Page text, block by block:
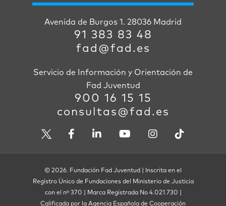
Avenida de Burgos 1. 28036 Madrid
91 383 83 48
fad@fad.es
Servicio de Información y Orientación de
Fad Juventud
900 16 15 15
consultas@fad.es
© 2026. Fundación Fad Juventud | Inscrita en el
Registro Único de Fundaciones del Ministerio de Justicia
con el nº 370 | Marca Registrada No 4.021.730 |
Calificada por la Agencia Española de Cooperación